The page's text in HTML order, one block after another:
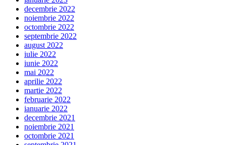
decembrie 2022
noiembrie 2022
octombrie 2022
septembrie 2022
august 2022
iulie 2022
iunie 2022
mai 2022
aprilie 2022
martie 2022
februarie 2022
ianuarie 2022
decembrie 2021
noiembrie 2021
octombrie 2021